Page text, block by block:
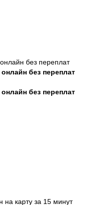
без переплат
без переплат